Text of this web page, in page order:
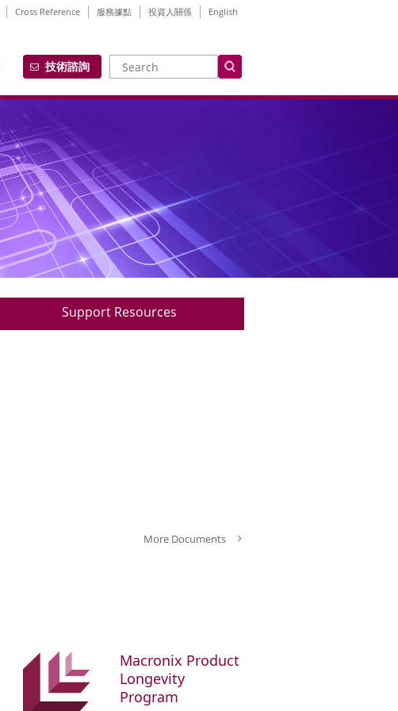
Cross Reference 服務據點 投資人關係 English
技術諮詢
Support Resources
More Documents
Macronix Product
Longevity
Program